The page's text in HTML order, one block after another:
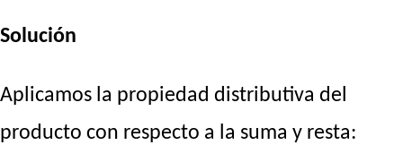
Solución
Aplicamos la propiedad distributiva del
producto con respecto a la suma y resta: